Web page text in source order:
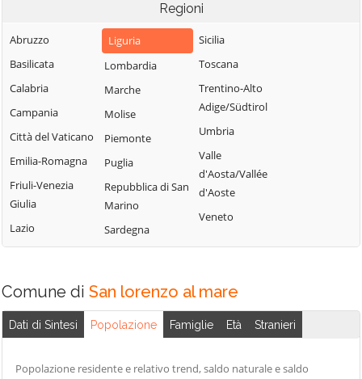
Cervo
Cesio
Chiusanico
Chiusavecchia
Cipressa
Civezza
Cosio d'Arroscia
Olivetta San
Michele
Ospedaletti
Perinaldo
Pietrabruna
Pieve di Teco
Pigna
Pompeiana
Seborga
Soldano
Taggia
Terzorio
Triora
Vallebona
Vallecrosia
Vasia
Regioni
Abruzzo
Basilicata
Calabria
Campania
Città del Vaticano
Emilia-Romagna
Friuli-Venezia
Giulia
Lazio
Liguria
Lombardia
Marche
Molise
Piemonte
Puglia
Repubblica di San
Marino
Sardegna
Sicilia
Toscana
Trentino-Alto
Adige/Südtirol
Umbria
Valle
d'Aosta/Vallée
d'Aoste
Veneto
Comune di San lorenzo al mare
Dati di Sintesi Popolazione Famiglie Età Stranieri
Popolazione residente e relativo trend, saldo naturale e saldo